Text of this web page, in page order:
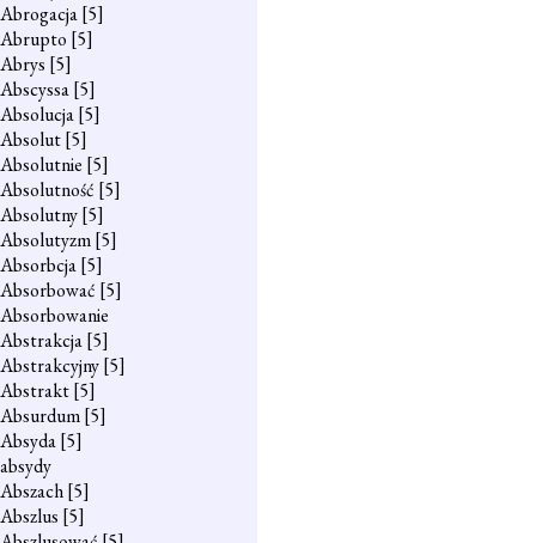
Abrogacja[5]
Abrupto [5]
Abrys [5]
Abscyssa[5]
Absolucja[5]
Absolut[5]
Absolutnie [5]
Absolutność [5]
Absolutny[5]
Absolutyzm[5]
Absorbcja[5]
Absorbować [5]
Absorbowanie
Abstrakcja[5]
Abstrakcyjny[5]
Abstrakt[5]
Absurdum[5]
Absyda[5]
absydy
Abszach[5]
Abszlus [5]